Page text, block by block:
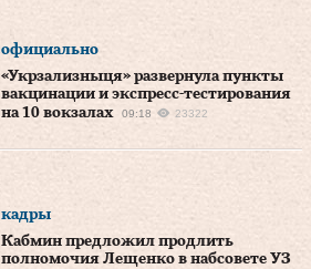
официально
«Укрзализныця» развернула пункты
вакцинации и экспресс-тестирования
на 10 вокзалах
09:18 23322
кадры
Кабмин предложил продлить
полномочия Лещенко в набсовете УЗ